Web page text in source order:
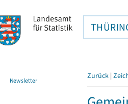
Newsletter Zurück |